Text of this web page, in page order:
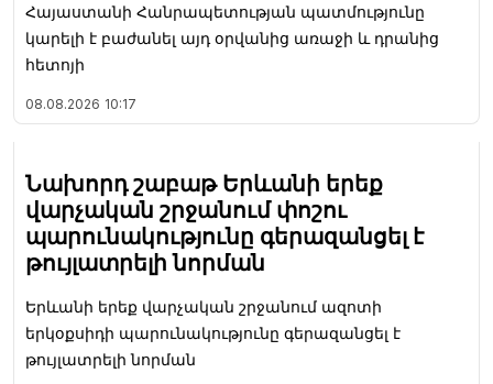
Հայաստանի Հանրապետության պատմությունը
կարելի է բաժանել այդ օրվանից առաջի և դրանից
հետոյի
08.08.2026 10:17
Նախորդ շաբաթ Երևանի երեք
վարչական շրջանում փոշու
պարունակությունը գերազանցել է
թույլատրելի նորման
Երևանի երեք վարչական շրջանում ազոտի
երկօքսիդի պարունակությունը գերազանցել է
թույլատրելի նորման